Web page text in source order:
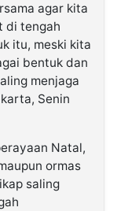
agar kita
di tengah
itu, meski kita
bentuk dan
menjaga
Senin
Natal,
ormas
saling